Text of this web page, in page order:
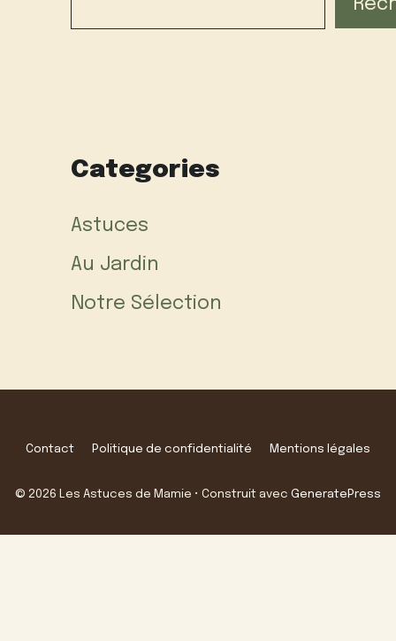
Categories
Astuces
Au Jardin
Notre Sélection
Contact Politique de confidentialité Mentions légales
© 2026 Les Astuces de Mamie • Construit avec GeneratePress